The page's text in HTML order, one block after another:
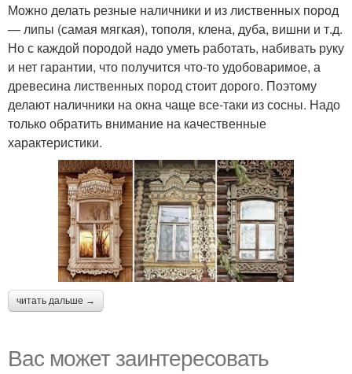
Можно делать резные наличники и из лиственных пород
— липы (самая мягкая), тополя, клена, дуба, вишни и т.д.
Но с каждой породой надо уметь работать, набивать руку
и нет гарантии, что получится что-то удобоваримое, а
древесина лиственных пород стоит дорого. Поэтому
делают наличники на окна чаще все-таки из сосны. Надо
только обратить внимание на качественные
характеристики.
читать дальше →
Вас может заинтересовать